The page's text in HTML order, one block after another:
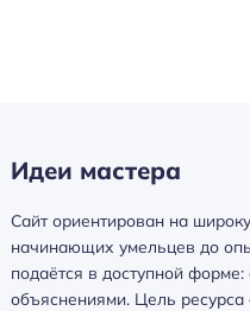
Идеи мастера
Сайт ориентирован на
начинающих умельцев до
подаётся в доступной
объяснениями. Цель